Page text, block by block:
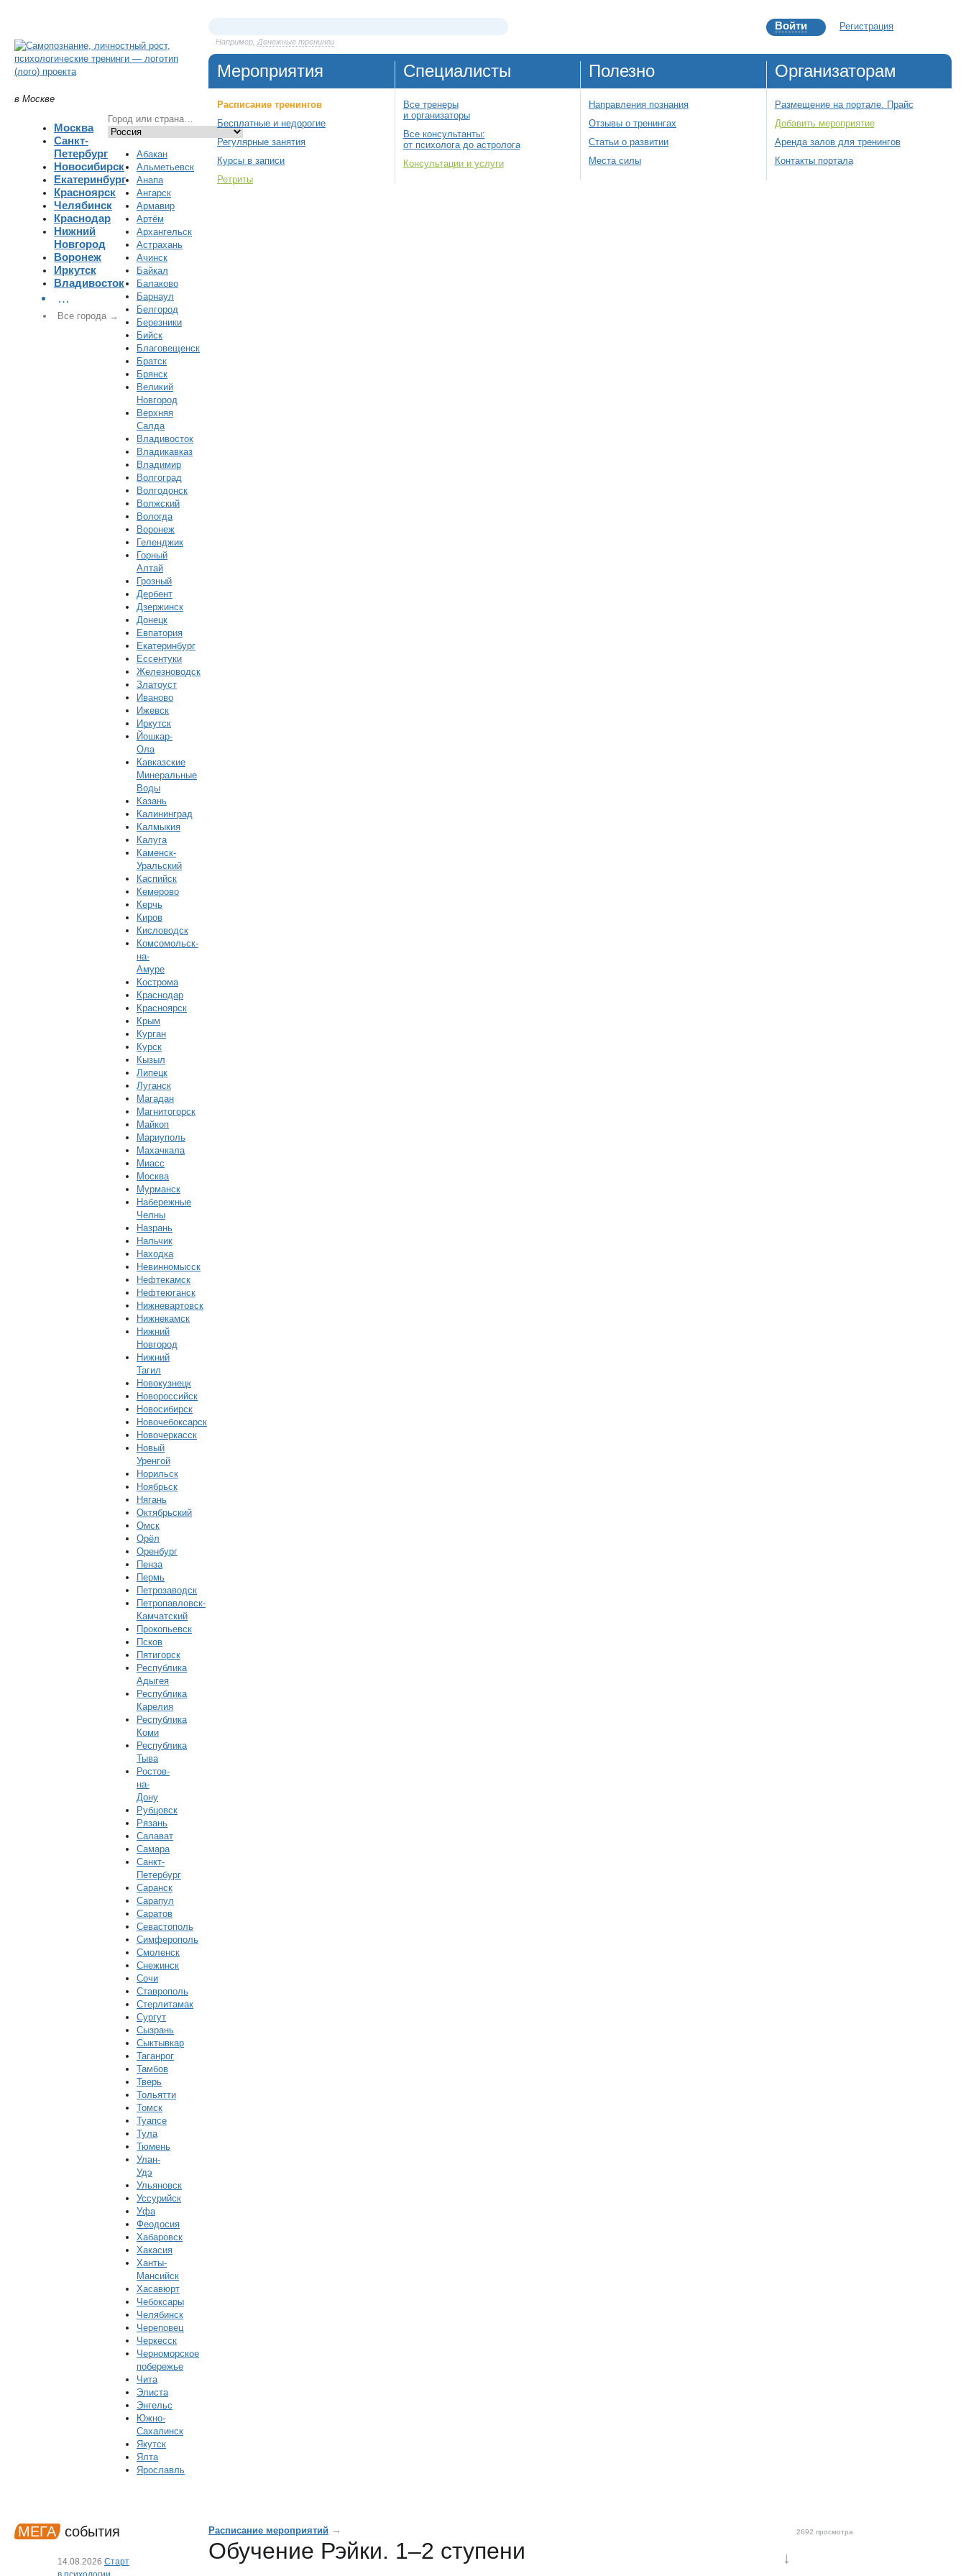
в Москве
Москва
Санкт-
Петербург
Новосибирск
Екатеринбург
Красноярск
Челябинск
Краснодар
Нижний
Новгород
Воронеж
Иркутск
Владивосток
…
Все города →
Абакан
Альметьевск
Анапа
Ангарск
Армавир
Артём
Архангельск
Астрахань
Ачинск
Байкал
Балаково
Барнаул
Белгород
Березники
Бийск
Благовещенск
Братск
Брянск
Великий
Новгород
Верхняя
Салда
Владивосток
Владикавказ
Владимир
Волгоград
Волгодонск
Волжский
Вологда
Воронеж
Геленджик
Горный
Алтай
Грозный
Дербент
Дзержинск
Донецк
Евпатория
Екатеринбург
Ессентуки
Железноводск
Златоуст
Иваново
Ижевск
Иркутск
Йошкар-
Ола
Кавказские
Минеральные
Воды
Казань
Калининград
Калмыкия
Калуга
Каменск-
Уральский
Каспийск
Кемерово
Керчь
Киров
Кисловодск
Комсомольск-
на-
Амуре
Кострома
Краснодар
Красноярск
Крым
Курган
Курск
Кызыл
Липецк
Луганск
Магадан
Магнитогорск
Майкоп
Мариуполь
Махачкала
Миасс
Москва
Мурманск
Набережные
Челны
Назрань
Нальчик
Находка
Невинномысск
Нефтекамск
Нефтеюганск
Нижневартовск
Нижнекамск
Нижний
Новгород
Нижний
Тагил
Новокузнецк
Новороссийск
Новосибирск
Новочебоксарск
Новочеркасск
Новый
Уренгой
Норильск
Ноябрьск
Нягань
Октябрьский
Омск
Орёл
Оренбург
Пенза
Пермь
Петрозаводск
Петропавловск-
Камчатский
Прокопьевск
Псков
Пятигорск
Республика
Адыгея
Республика
Карелия
Республика
Коми
Республика
Тыва
Ростов-
на-
Дону
Рубцовск
Рязань
Салават
Самара
Санкт-
Петербург
Саранск
Сарапул
Саратов
Севастополь
Симферополь
Смоленск
Снежинск
Сочи
Ставрополь
Стерлитамак
Сургут
Сызрань
Сыктывкар
Таганрог
Тамбов
Тверь
Тольятти
Томск
Туапсе
Тула
Тюмень
Улан-
Удэ
Ульяновск
Уссурийск
Уфа
Феодосия
Хабаровск
Хакасия
Ханты-
Мансийск
Хасавюрт
Чебоксары
Челябинск
Череповец
Черкесск
Черноморское
побережье
Чита
Элиста
Энгельс
Южно-
Сахалинск
Якутск
Ялта
Ярославль
Например, Денежные тренинги
Войти Регистрация
Мероприятия
Расписание тренингов
Бесплатные и недорогие
Регулярные занятия
Курсы в записи
Ретриты
Специалисты
Все тренеры
и организаторы
Все консультанты:
от психолога до астролога
Консультации и услуги
Полезно
Направления познания
Отзывы о тренингах
Статьи о развитии
Места силы
Организаторам
Размещение на портале. Прайс
Добавить мероприятие
Аренда залов для тренингов
Контакты портала
↓
Расписание мероприятий →
Обучение Рэйки. 1–2 ступени
2692 просмотра
МЕГА события
14.08.2026 Старт